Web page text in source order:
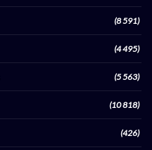
(8 591)
(4 495)
(5 563)
(10 818)
(426)